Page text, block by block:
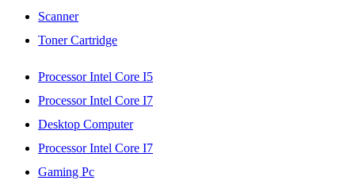
Scanner
Toner Cartridge
Processor Intel Core I5
Processor Intel Core I7
Desktop Computer
Processor Intel Core I7
Gaming Pc